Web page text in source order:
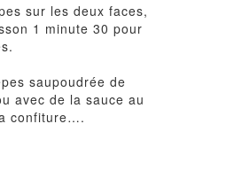
sur les deux faces,
1 minute 30 pour
saupoudrée de
avec de la sauce au
confiture….